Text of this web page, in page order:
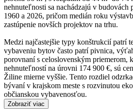
nehnuteľnosti sa nachádzajú v budovách
1960 a 2026, pričom medián roku
zastúpenie novších projektov na trhu.
Medzi najčastejšie typy konštrukcií patrí
vybaveniu bytov často patrí pivnica,
porovnaní s celoslovenským priemerom,
nehnuteľností na úrovni 174 900 €, sú
Žiline mierne vyššie. Tento rozdiel
bývaní v krajskom meste s rozvinutou
občianskou vybavenosťou.
Zobraziť viac